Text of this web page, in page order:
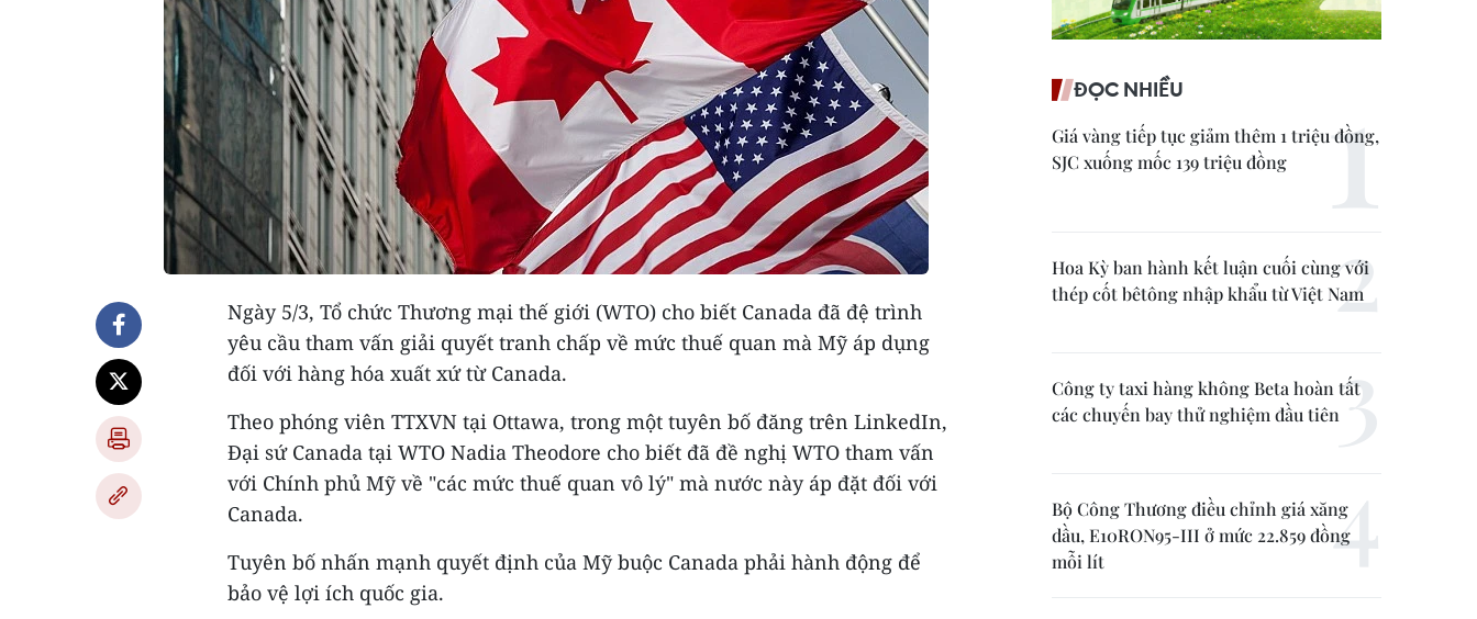
Ngày 5/3, Tổ chức Thương mại thế giới (WTO) cho biết Canada đã đệ trình
yêu cầu tham vấn giải quyết tranh chấp về mức thuế quan mà Mỹ áp dụng
đối với hàng hóa xuất xứ từ Canada.
Theo phóng viên TTXVN tại Ottawa, trong một tuyên bố đăng trên LinkedIn,
Đại sứ Canada tại WTO Nadia Theodore cho biết đã đề nghị WTO tham vấn
với Chính phủ Mỹ về "các mức thuế quan vô lý" mà nước này áp đặt đối với
Canada.
Tuyên bố nhấn mạnh quyết định của Mỹ buộc Canada phải hành động để
bảo vệ lợi ích quốc gia.
ĐỌC NHIỀU
Giá vàng tiếp tục giảm thêm 1 triệu đồng,
SJC xuống mốc 139 triệu đồng
Hoa Kỳ ban hành kết luận cuối cùng với
thép cốt bêtông nhập khẩu từ Việt Nam
Công ty taxi hàng không Beta hoàn tất
các chuyến bay thử nghiệm đầu tiên
Bộ Công Thương điều chỉnh giá xăng
dầu, E10RON95-III ở mức 22.859 đồng
mỗi lít